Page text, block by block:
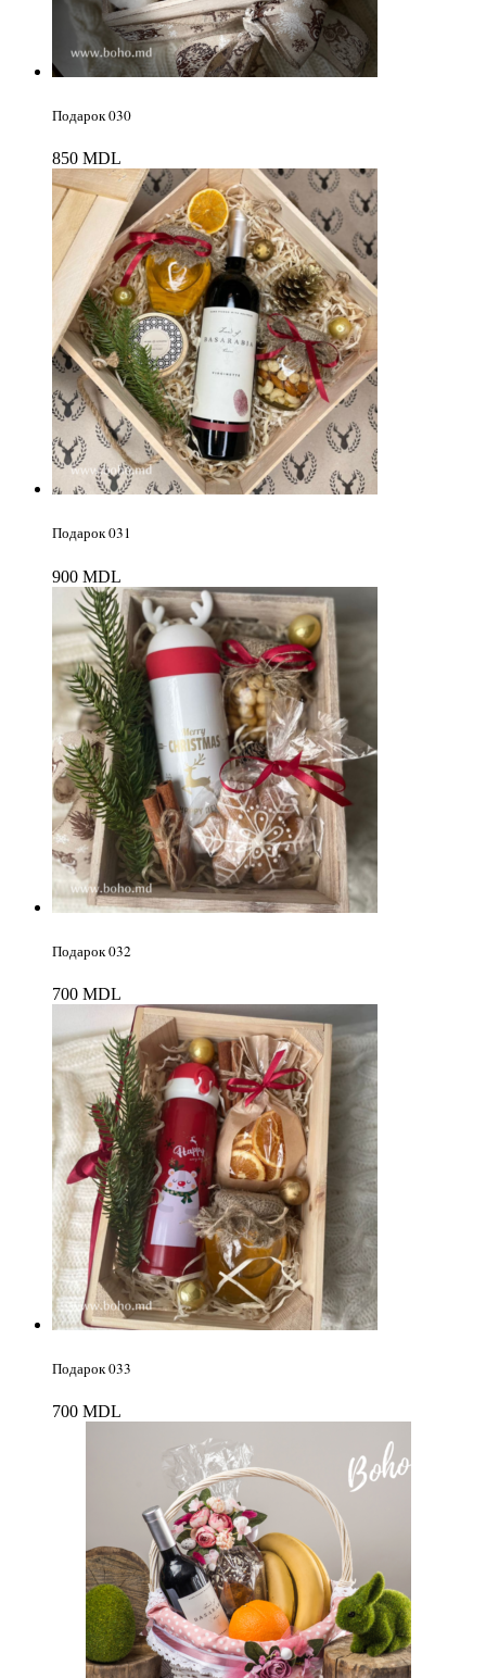
Подарок 030
850 MDL
Подарок 031
900 MDL
Подарок 032
700 MDL
Подарок 033
700 MDL